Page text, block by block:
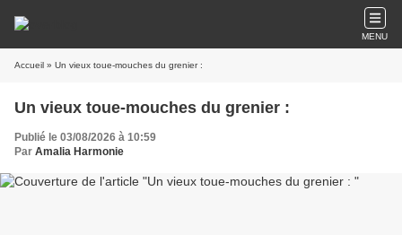
MENU
Accueil » Un vieux toue-mouches du grenier :
Un vieux toue-mouches du grenier :
Publié le 03/08/2026 à 10:59
Par Amalia Harmonie